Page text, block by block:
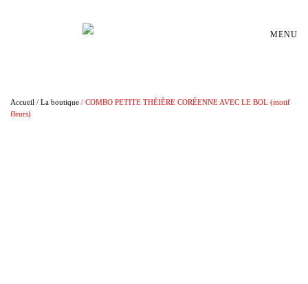
Passer au contenu principal MENU
Accueil / La boutique / COMBO PETITE THÉIÈRE CORÉENNE AVEC LE BOL (motif
fleurs)